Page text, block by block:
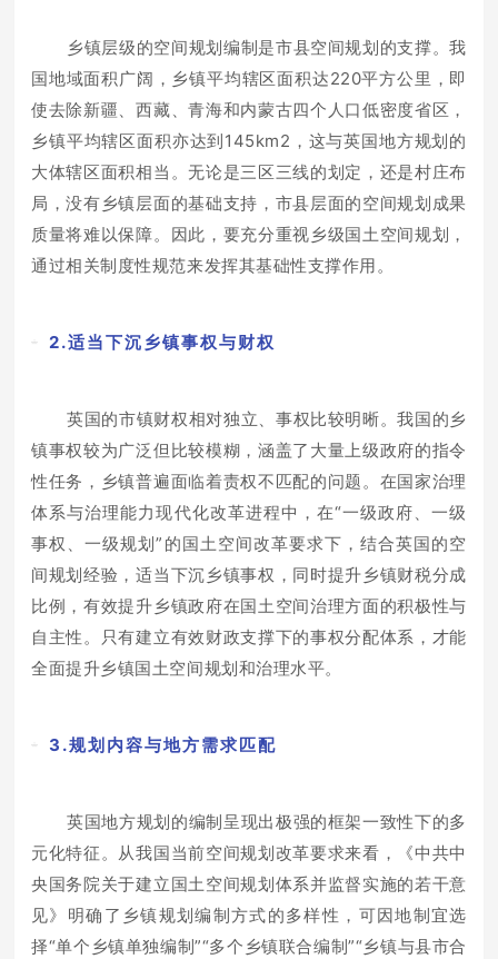
乡镇层级的空间规划编制是市县空间规划的支撑。我
国地域面积广阔，乡镇平均辖区面积达220平方公里，即
使去除新疆、西藏、青海和内蒙古四个人口低密度省区，
乡镇平均辖区面积亦达到145km2，这与英国地方规划的
大体辖区面积相当。无论是三区三线的划定，还是村庄布
局，没有乡镇层面的基础支持，市县层面的空间规划成果
质量将难以保障。因此，要充分重视乡级国土空间规划，
通过相关制度性规范来发挥其基础性支撑作用。
2.适当下沉乡镇事权与财权
英国的市镇财权相对独立、事权比较明晰。我国的乡
镇事权较为广泛但比较模糊，涵盖了大量上级政府的指令
性任务，乡镇普遍面临着责权不匹配的问题。在国家治理
体系与治理能力现代化改革进程中，在“一级政府、一级
事权、一级规划”的国土空间改革要求下，结合英国的空
间规划经验，适当下沉乡镇事权，同时提升乡镇财税分成
比例，有效提升乡镇政府在国土空间治理方面的积极性与
自主性。只有建立有效财政支撑下的事权分配体系，才能
全面提升乡镇国土空间规划和治理水平。
3.规划内容与地方需求匹配
英国地方规划的编制呈现出极强的框架一致性下的多
元化特征。从我国当前空间规划改革要求来看，《中共中
央国务院关于建立国土空间规划体系并监督实施的若干意
见》明确了乡镇规划编制方式的多样性，可因地制宜选
择“单个乡镇单独编制”“多个乡镇联合编制”“乡镇与县市合